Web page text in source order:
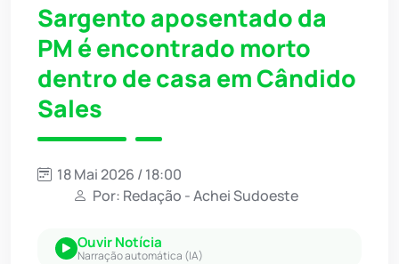
Sargento aposentado da
PM é encontrado morto
dentro de casa em Cândido
Sales
18 Mai 2026 / 18:00
Por: Redação - Achei Sudoeste
Ouvir Notícia
Narração automática (IA)